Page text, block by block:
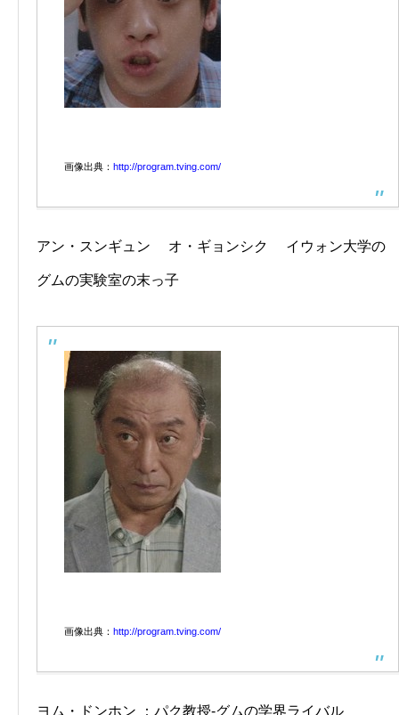
画像出典： http://program.tving.com/
アン・スンギュン オ・ギョンシク イウォン大学の
グムの実験室の末っ子
画像出典： http://program.tving.com/
ヨム・ドンホン ：パク教授-グムの学界ライバル